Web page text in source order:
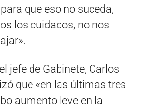
que eso no suceda,
los cuidados, no nos
jefe de Gabinete, Carlos
que «en las últimas tres
aumento leve en la